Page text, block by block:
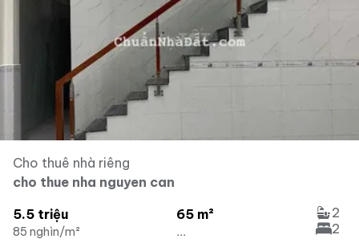
Cho thuê nhà riêng
cho thue nha nguyen can
5.5 triệu
85 nghìn/m²
65 m²
...
2
2